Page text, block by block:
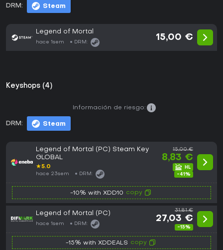
DRM: Steam
Legend of Mortal
hace 1sem DRM:
15,00 €
Keyshops (4)
DRM: Steam
Información de riesgo:
Legend of Mortal (PC) Steam Key
GLOBAL
★5.0
hace 23sem DRM:
15,00 €
8,83 €
-41%
-10% with XDD10 copy
Legend of Mortal (PC)
hace 1sem DRM:
31,81 €
27,03 €
-15%
-15% with XDDEALS copy